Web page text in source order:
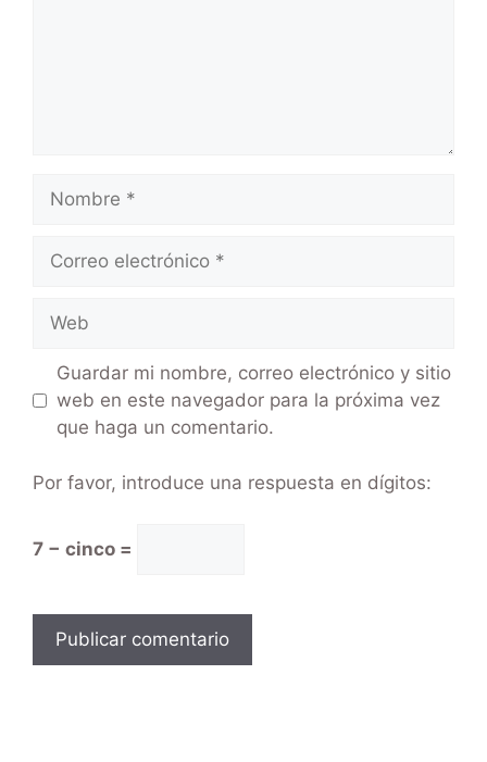
Guardar mi nombre, correo electrónico y sitio
web en este navegador para la próxima vez
que haga un comentario.
Por favor, introduce una respuesta en dígitos:
7 − cinco =